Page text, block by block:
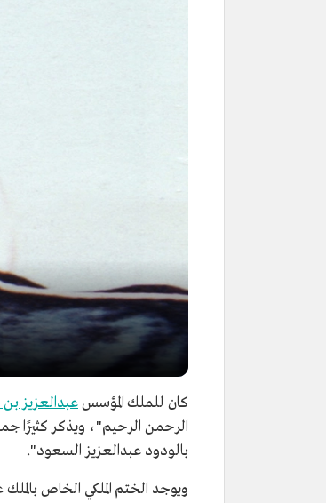
كان للملك المؤسسعبدالعزيز
الرحمن الرحيم"، ويذكر كثيرًا
بالودود عبدالعزيز السعود".
ويوجد الختم الملكي الخاص